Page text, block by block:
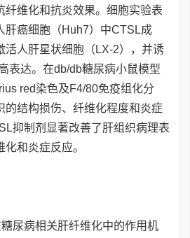
纤维化和抗炎效果。细胞实验表
肝癌细胞（Huh7）中CTSL成
活人肝星状细胞（LX-2），并诱
表达。在db/db糖尿病小鼠模型
red染色及F4/80免疫组化分
的结构损伤、纤维化程度和炎症
抑制剂显著改善了肝组织病理表
和炎症反应。
尿病相关肝纤维化中的作用机